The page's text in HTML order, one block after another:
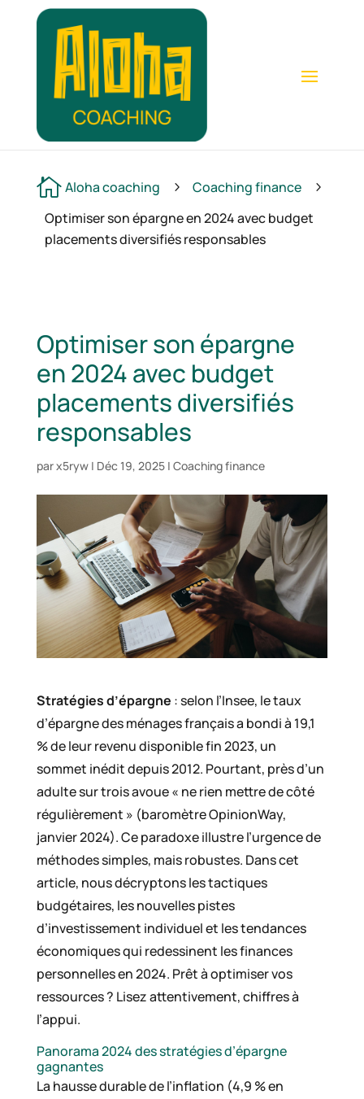
 Aloha coaching 5 Coaching finance 5
Optimiser son épargne en 2024 avec budget
placements diversifiés responsables
Optimiser son épargne
en 2024 avec budget
placements diversifiés
responsables
parx5ryw| Déc 19, 2025| Coaching finance
Stratégies d’épargne : selon l’Insee, le taux
d’épargne des ménages français a bondi à 19,1
% de leur revenu disponible fin 2023, un
sommet inédit depuis 2012. Pourtant, près d’un
adulte sur trois avoue « ne rien mettre de côté
régulièrement » (baromètre OpinionWay,
janvier 2024). Ce paradoxe illustre l’urgence de
méthodes simples, mais robustes. Dans cet
article, nous décryptons les tactiques
budgétaires, les nouvelles pistes
d’investissement individuel et les tendances
économiques qui redessinent les finances
personnelles en 2024. Prêt à optimiser vos
ressources ? Lisez attentivement, chiffres à
l’appui.
Panorama 2024 des stratégies d’épargne
gagnantes
La hausse durable de l’inflation (4,9 % en